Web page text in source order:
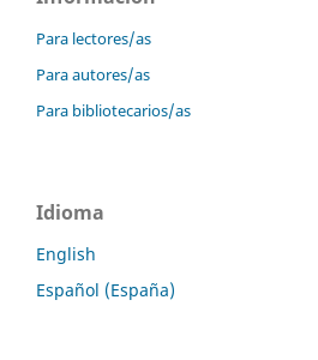
Para lectores/as
Para autores/as
Para bibliotecarios/as
Idioma
English
Español (España)